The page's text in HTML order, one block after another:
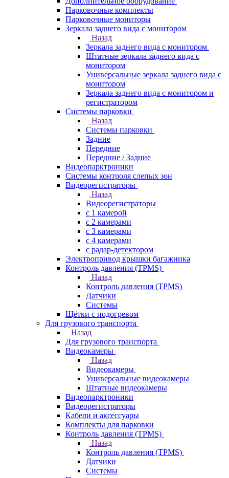
Парковочные комплекты
Парковочные мониторы
Зеркала заднего вида с монитором
Назад
Зеркала заднего вида с монитором
Штатные зеркала заднего вида с
монитором
Универсальные зеркала заднего вида с
монитором
Зеркала заднего вида с монитором и
регистратором
Системы парковки
Назад
Системы парковки
Задние
Передние
Передние / Задние
Видеопарктроники
Системы контроля слепых зон
Видеорегистраторы
Назад
Видеорегистраторы
с 1 камерой
с 2 камерами
с 3 камерами
с 4 камерами
с радар-детектором
Электропривод крышки багажника
Контроль давления (TPMS)
Назад
Контроль давления (TPMS)
Датчики
Системы
Щётки с подогревом
Для грузового транспорта
Назад
Для грузового транспорта
Видеокамеры
Назад
Видеокамеры
Универсальные видеокамеры
Штатные видеокамеры
Видеопарктроники
Видеорегистраторы
Кабели и аксессуары
Комплекты для парковки
Контроль давления (TPMS)
Назад
Контроль давления (TPMS)
Датчики
Системы